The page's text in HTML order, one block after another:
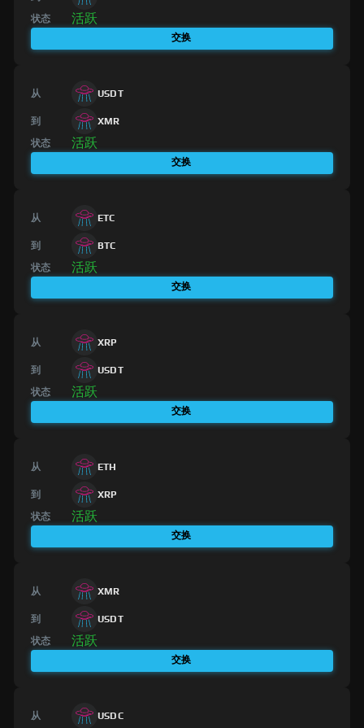
状态 活跃
交换
从 USDT
到 XMR
状态 活跃
交换
从 ETC
到 BTC
状态 活跃
交换
从 XRP
到 USDT
状态 活跃
交换
从 ETH
到 XRP
状态 活跃
交换
从 XMR
到 USDT
状态 活跃
交换
从 USDC